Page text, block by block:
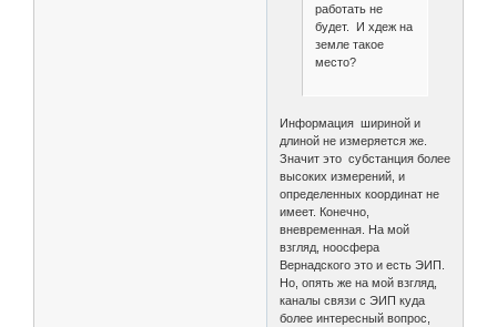
работать не
будет. И хдеж на
земле такое
место?
Информация шириной и
длиной не измеряется же.
Значит это субстанция более
высоких измерений, и
определенных координат не
имеет. Конечно,
вневременная. На мой
взгляд, ноосфера
Вернадского это и есть ЭИП.
Но, опять же на мой взгляд,
каналы связи с ЭИП куда
более интересный вопрос,